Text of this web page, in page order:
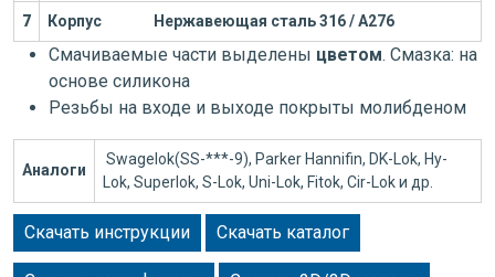
7 Корпус Нержавеющая сталь 316 / А276
Смачиваемые части выделены цветом. Смазка: на
основе силикона
Резьбы на входе и выходе покрыты молибденом
Аналоги
Swagelok(SS-***-9), Parker Hannifin, DK-Lok, Hy-
Lok, Superlok, S-Lok, Uni-Lok, Fitok, Cir-Lok и др.
Скачать инструкции Скачать каталог